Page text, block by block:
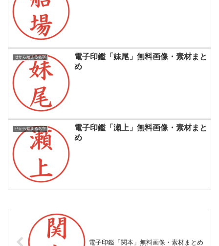
せから始まる名字
電子印鑑「妹尾」無料画像・素材まと
め
せから始まる名字
電子印鑑「瀬上」無料画像・素材まと
め
電子印鑑「関本」無料画像・素材まとめ